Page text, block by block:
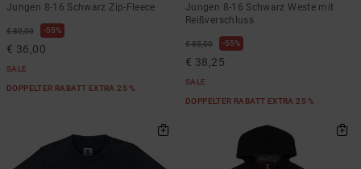
Jungen 8-16 Schwarz Zip-Fleece
€ 80,00 55%
€ 36,00
SALE
DOPPELTER RABATT EXTRA 25 %
Jungen 8-16 Schwarz Weste mit
Reißverschluss
€ 85,00 55%
€ 38,25
SALE
DOPPELTER RABATT EXTRA 25 %